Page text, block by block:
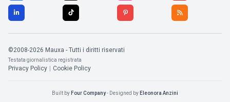
©2008-2026 Mauxa - Tutti i diritti riservati
Testata giornalistica registrata
Privacy Policy | Cookie Policy
Built by Four Company- Designed by Eleonora Anzini